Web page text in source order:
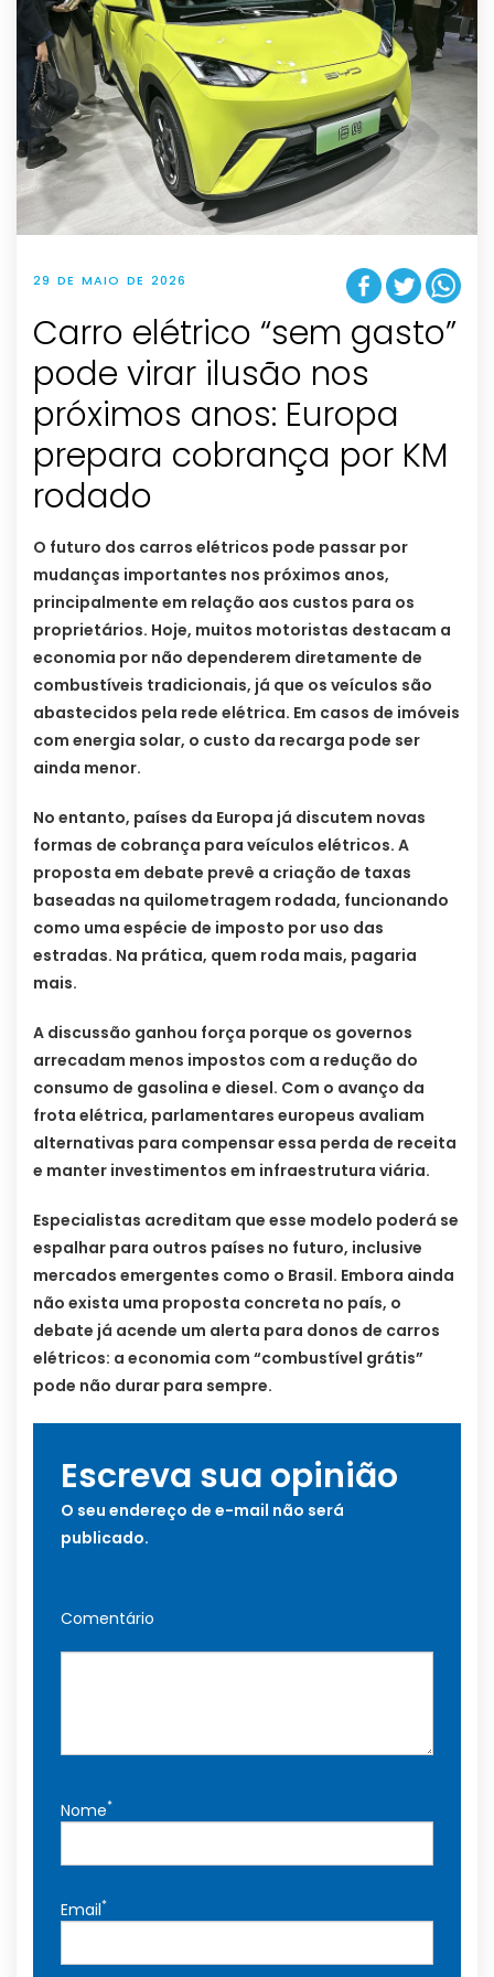
29 DE MAIO DE 2026
Carro elétrico “sem gasto”
pode virar ilusão nos
próximos anos: Europa
prepara cobrança por KM
rodado
O futuro dos carros elétricos pode passar por
mudanças importantes nos próximos anos,
principalmente em relação aos custos para os
proprietários. Hoje, muitos motoristas destacam a
economia por não dependerem diretamente de
combustíveis tradicionais, já que os veículos são
abastecidos pela rede elétrica. Em casos de imóveis
com energia solar, o custo da recarga pode ser
ainda menor.
No entanto, países da Europa já discutem novas
formas de cobrança para veículos elétricos. A
proposta em debate prevê a criação de taxas
baseadas na quilometragem rodada, funcionando
como uma espécie de imposto por uso das
estradas. Na prática, quem roda mais, pagaria
mais.
A discussão ganhou força porque os governos
arrecadam menos impostos com a redução do
consumo de gasolina e diesel. Com o avanço da
frota elétrica, parlamentares europeus avaliam
alternativas para compensar essa perda de receita
e manter investimentos em infraestrutura viária.
Especialistas acreditam que esse modelo poderá se
espalhar para outros países no futuro, inclusive
mercados emergentes como o Brasil. Embora ainda
não exista uma proposta concreta no país, o
debate já acende um alerta para donos de carros
elétricos: a economia com “combustível grátis”
pode não durar para sempre.
Escreva sua opinião
O seu endereço de e-mail não será
publicado.
Comentário
Nome*
Email*